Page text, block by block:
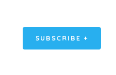
SUBSCRIBE +